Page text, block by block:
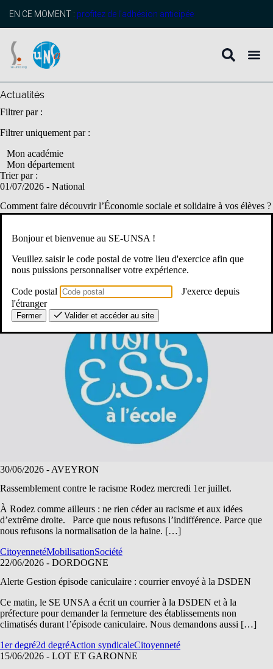
principal
EN CE MOMENT : profitez de l’adhésion anticipée
Actualités
Filtrer par :
Filtrer uniquement par :
Mon académie
Mon département
Trier par :
01/07/2026 - National
Comment faire découvrir l’Économie sociale et solidaire à vos élèves ?
élèves de collège, lycée et MFR de découvrir concrètement
CitoyennetéClimat scolaireCollègeLycée GTLycée pro
30/06/2026 - AVEYRON
Rassemblement contre le racisme Rodez mercredi 1er juillet.
À Rodez comme ailleurs : ne rien céder au racisme et aux idées
d’extrême droite. Parce que nous refusons l’indifférence. Parce que
nous refusons la normalisation de la haine. […]
CitoyennetéMobilisationSociété
22/06/2026 - DORDOGNE
Alerte Gestion épisode caniculaire : courrier envoyé à la DSDEN
Ce matin, le SE UNSA a écrit un courrier à la DSDEN et à la
préfecture pour demander la fermeture des établissements non
climatisés durant l’épisode caniculaire. Nous demandons aussi […]
1er degré2d degréAction syndicaleCitoyenneté
15/06/2026 - LOT ET GARONNE
Bonjour et bienvenue au SE-UNSA !
Veuillez saisir le code postal de votre lieu d'exercice afin que
nous puissions personnaliser votre expérience.
Code postal
J'exerce depuis
l'étranger
Fermer Valider et accéder au site